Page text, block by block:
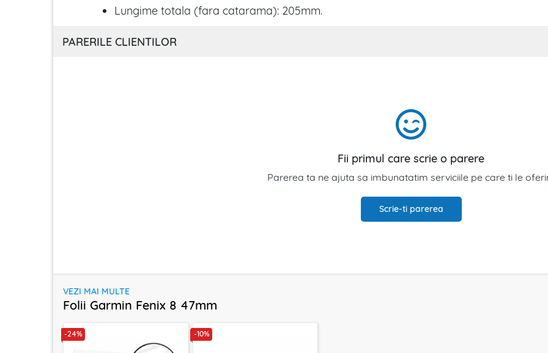
Lungime totala (fara catarama): 205mm.
PARERILE CLIENTILOR
Fii primul care scrie o parere
Parerea ta ne ajuta sa imbunatatim serviciile pe care ti le
Scrie-ti parerea
VEZI MAI MULTE
Folii Garmin Fenix 8 47mm
-24% -10%